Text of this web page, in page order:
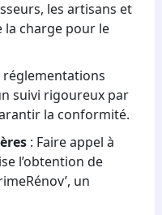
les artisans et
la charge pour le
réglementations
suivi rigoureux par
la conformité.
: Faire appel à
l’obtention de
un